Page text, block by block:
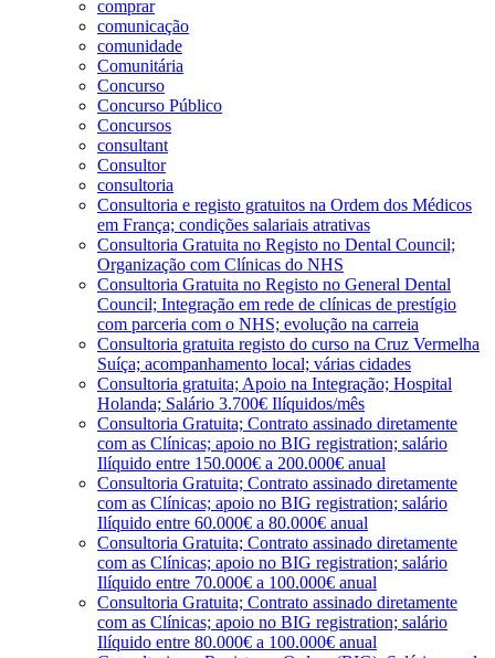
comprar
comunicação
comunidade
Comunitária
Concurso
Concurso Público
Concursos
consultant
Consultor
consultoria
Consultoria e registo gratuitos na Ordem dos Médicos
em França; condições salariais atrativas
Consultoria Gratuita no Registo no Dental Council;
Organização com Clínicas do NHS
Consultoria Gratuita no Registo no General Dental
Council; Integração em rede de clínicas de prestígio
com parceria com o NHS; evolução na carreia
Consultoria gratuita registo do curso na Cruz Vermelha
Suíça; acompanhamento local; várias cidades
Consultoria gratuita; Apoio na Integração; Hospital
Holanda; Salário 3.700€ Ilíquidos/mês
Consultoria Gratuita; Contrato assinado diretamente
com as Clínicas; apoio no BIG registration; salário
Ilíquido entre 150.000€ a 200.000€ anual
Consultoria Gratuita; Contrato assinado diretamente
com as Clínicas; apoio no BIG registration; salário
Ilíquido entre 60.000€ a 80.000€ anual
Consultoria Gratuita; Contrato assinado diretamente
com as Clínicas; apoio no BIG registration; salário
Ilíquido entre 70.000€ a 100.000€ anual
Consultoria Gratuita; Contrato assinado diretamente
com as Clínicas; apoio no BIG registration; salário
Ilíquido entre 80.000€ a 100.000€ anual